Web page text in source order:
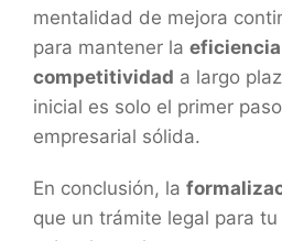
mentalidad de mejora
para mantener la eficiencia
competitividad a largo
inicial es solo el primer
empresarial sólida.
En conclusión, la
que un trámite legal para